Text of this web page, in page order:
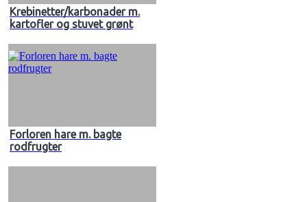
Krebinetter/karbonader m.
kartofler og stuvet grønt
Forloren hare m. bagte
rodfrugter